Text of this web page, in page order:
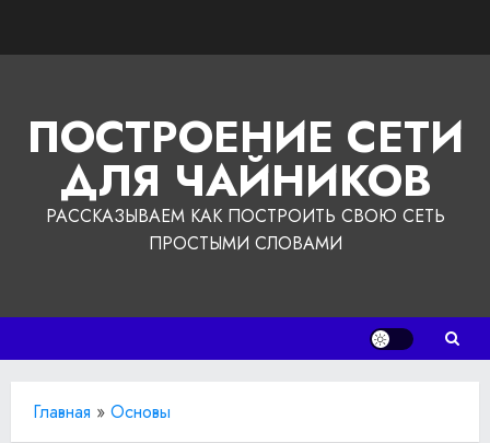
ПОСТРОЕНИЕ СЕТИ
ДЛЯ ЧАЙНИКОВ
РАССКАЗЫВАЕМ КАК ПОСТРОИТЬ СВОЮ СЕТЬ
ПРОСТЫМИ СЛОВАМИ
Главная » Основы